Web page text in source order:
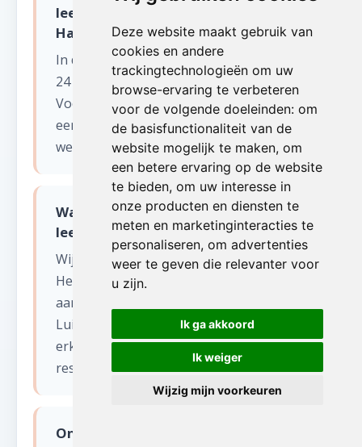
Deze website maakt gebruik van
cookies en andere
trackingtechnologieën om uw
browse-ervaring te verbeteren
voor de volgende doeleinden: om
de basisfunctionaliteit van de
website mogelijk te maken, om
een betere ervaring op de website
te bieden, om uw interesse in
onze producten en diensten te
meten en marketinginteracties te
personaliseren, om advertenties
weer te geven die relevanter voor
u zijn.
Ik ga akkoord
Ik weiger
Wijzig mijn voorkeuren
leegmaken winkel of magazijn in
Haneffe?
In de meeste gevallen kunnen wij binnen
24 tot 48 uur starten in Haneffe (Luik).
Voor dringende situaties bieden wij ook
een spoedservice aan, zelfs in het
weekend.
Wat gebeurt er met de spullen na
leegmaken winkel of magazijn?
Wij sorteren alles zorgvuldig.
Herbruikbare items worden gedoneerd
aan kringloopwinkels en goede doelen in
Luik. Recycleerbaar materiaal gaat naar
erkende verwerkingscentra. Enkel
restafval wordt afgevoerd.
Ontruimen jullie ook kantoren en